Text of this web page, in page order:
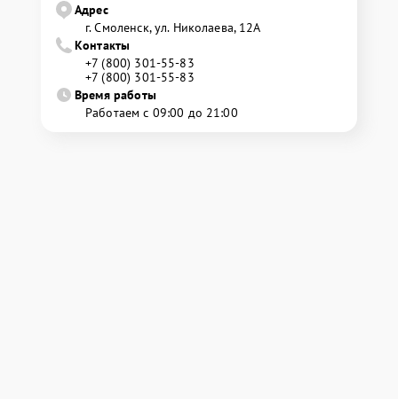
Адрес
г. Смоленск, ул. Николаева, 12А
Контакты
+7 (800) 301-55-83
+7 (800) 301-55-83
Время работы
Работаем с 09:00 до 21:00